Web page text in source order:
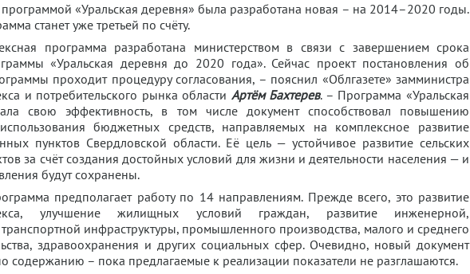
«Уральская деревня» была разработана новая – на 2014–2020 годы.
станет уже третьей по счёту.
программа разработана министерством в связи с завершением срока
«Уральская деревня до 2020 года». Сейчас проект постановления об
проходит процедуру согласования, – пояснил «Облгазете» замминистра
и потребительского рынка области Артём Бахтерев. – Программа «Уральская
свою эффективность, в том числе документ способствовал повышению
бюджетных средств, направляемых на комплексное развитие
пунктов Свердловской области. Её цель — устойчивое развитие сельских
за счёт создания достойных условий для жизни и деятельности населения — и
будут сохранены.
предполагает работу по 14 направлениям. Прежде всего, это развитие
улучшение жилищных условий граждан, развитие инженерной,
инфраструктуры, промышленного производства, малого и среднего
здравоохранения и других социальных сфер. Очевидно, новый документ
содержанию – пока предлагаемые к реализации показатели не разглашаются.